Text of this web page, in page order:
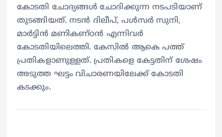
കോടതി ചോദ്യങ്ങള്‍ ചോദിക്കുന്ന നടപടിയാണ്
തുടങ്ങിയത്. നടന്‍ ദിലീപ്, പള്‍സര്‍ സുനി,
മാര്‍ട്ടിന്‍ മണികണ്ഠന്‍ എന്നിവര്‍
കോടതിയിലെത്തി. കേസില്‍ ആകെ പത്ത്
പ്രതികളാണുള്ളത്. പ്രതികളെ കേട്ടതിന് ശേഷം
അടുത്ത ഘട്ടം വിചാരണയിലേക്ക് കോടതി
കടക്കും.